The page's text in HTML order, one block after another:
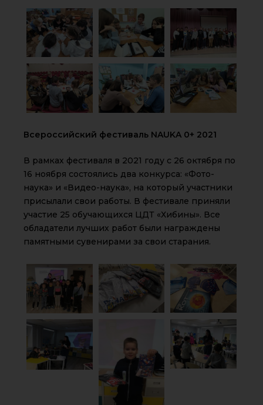
Всероссийский фестиваль NAUKA 0+ 2021
В рамках фестиваля в 2021 году с 26 октября по
16 ноября состоялись два конкурса: «Фото-
наука» и «Видео-наука», на который участники
присылали свои работы. В фестивале приняли
участие 25 обучающихся ЦДТ «Хибины». Все
обладатели лучших работ были награждены
памятными сувенирами за свои старания.